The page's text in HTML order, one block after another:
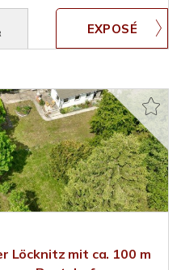
Löcknitz mit ca. 100 m